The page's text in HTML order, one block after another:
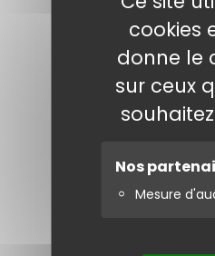
cookies
donne le
sur ceux
Nos
Mesure
Support de
rectangle
pour ruches
350mm
ruchette...)